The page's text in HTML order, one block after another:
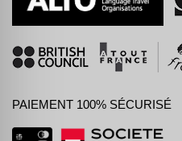
PAIEMENT 100% SÉCURISÉ